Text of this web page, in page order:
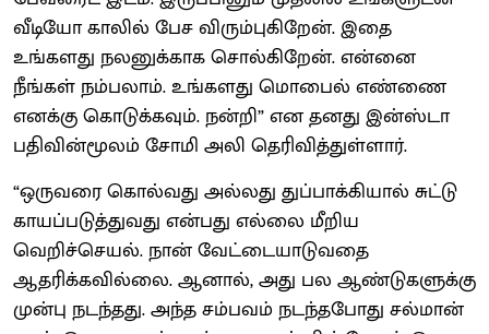
வீடியோ காலில் பேச விரும்புகிறேன். இதை
உங்களது நலனுக்காக சொல்கிறேன். என்னை
நீங்கள் நம்பலாம். உங்களது மொபைல் எண்ணை
எனக்கு கொடுக்கவும். நன்றி” என தனது இன்ஸ்டா
பதிவின்மூலம் சோமி அலி தெரிவித்துள்ளார்.
“ஒருவரை கொல்வது அல்லது துப்பாக்கியால் சுட்டு
காயப்படுத்துவது என்பது எல்லை மீறிய
வெறிச்செயல். நான் வேட்டையாடுவதை
ஆதரிக்கவில்லை. ஆனால், அது பல ஆண்டுகளுக்கு
முன்பு நடந்தது. அந்த சம்பவம் நடந்தபோது சல்மான்